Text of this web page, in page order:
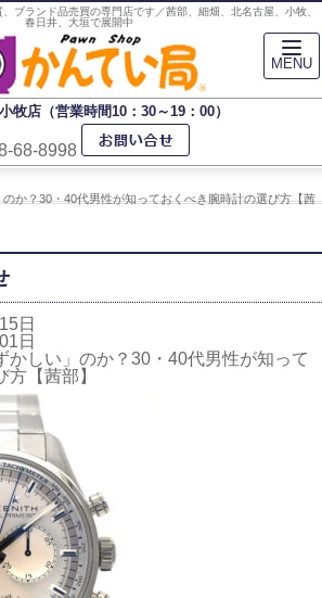
ブランド品売買の専門店です／茜部、細畑、北名古屋、小牧、
春日井、大垣で展開中
牧店（営業時間10：30～19：00）
68-8998
か？30・40代男性が知っておくべき腕時計の選び方【茜
日
日
かしい」のか？30・40代男性が知って
【茜部】
MENU